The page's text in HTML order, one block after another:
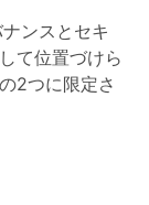
ンスとセキ
て位置づけら
2つに限定さ